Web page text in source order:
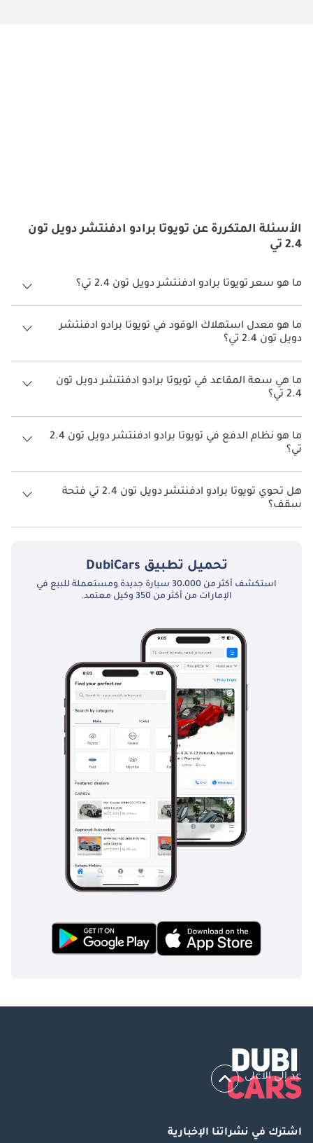
الأسئلة المتكررة عن تويوتا برادو ادفنتشر دويل تون
2.4 تي
ما هو سعر تويوتا برادو ادفنتشر دويل تون 2.4 تي؟
سعر تويوتا برادو ادفنتشر دويل تون 2.4 تي هو درهم 254,900.
ما هو معدل استهلاك الوقود في تويوتا برادو ادفنتشر
دويل تون 2.4 تي؟
يبلغ معدل استهلاك الوقود المقترح من الشركة المصنعة لسيارة تويوتا
برادو 2026 من 8 كم/ليتر - 9 كم/ليتر.
ما هي سعة المقاعد في تويوتا برادو ادفنتشر دويل تون
2.4 تي؟
تتسع تويوتا برادو ادفنتشر دويل تون 2.4 تي لأ 7 أشخاص.
ما هو نظام الدفع في تويوتا برادو ادفنتشر دويل تون 2.4
تي؟
نظام الدفع في تويوتا برادو Four Wheel Drive ادفنتشر دويل تون 2.4 تي.
هل تحوي تويوتا برادو ادفنتشر دويل تون 2.4 تي فتحة
سقف؟
نعم توفر تويوتا برادو ادفنتشر دويل تون 2.4 تي فتحة السقف كخيار.
تحميل تطبيق DubiCars
استكشف أكثر من 30،000 سيارة جديدة ومستعملة للبيع في
الإمارات من أكثر من 350 وكيل معتمد.
عد إلى الأعلى
اشترك في نشراتنا الإخبارية